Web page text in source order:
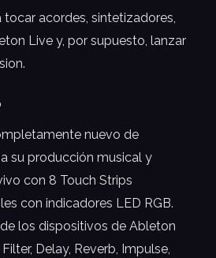
acordes, sintetizadores,
Live y, por supuesto, lanzar
nuevo de
su producción musical y
con 8 Touch Strips
con indicadores LED RGB.
los dispositivos de Ableton
Delay, Reverb, Impulse,